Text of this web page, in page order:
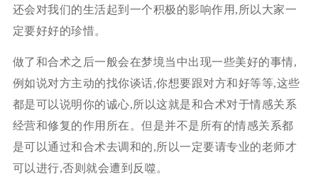
还会对我们的生活起到一个积极的影响作用,所以大家一
定要好好的珍惜。
做了和合术之后一般会在梦境当中出现一些美好的事情,
例如说对方主动的找你谈话,你想要跟对方和好等等,这些
都是可以说明你的诚心,所以这就是和合术对于情感关系
经营和修复的作用所在。但是并不是所有的情感关系都
是可以通过和合术去调和的,所以一定要请专业的老师才
可以进行,否则就会遭到反噬。